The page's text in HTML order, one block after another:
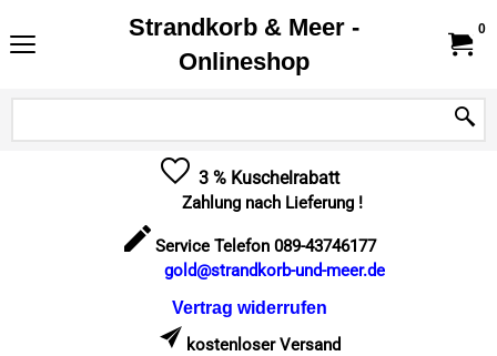
Strandkorb & Meer -
Onlineshop
0
3 % Kuschelrabatt
Zahlung nach Lieferung !
Service Telefon 089-43746177
gold@strandkorb-und-meer.de
Vertrag widerrufen
kostenloser Versand